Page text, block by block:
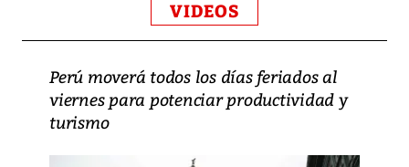
VIDEOS
Perú moverá todos los días feriados al
viernes para potenciar productividad y
turismo